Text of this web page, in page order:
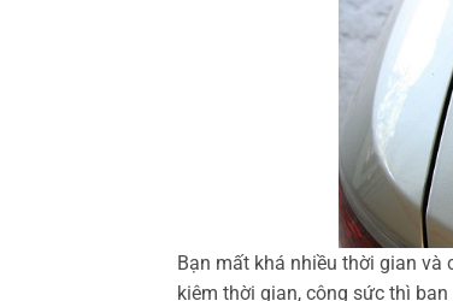
Bạn mất khá nhiều thời gian
kiệm thời gian, công sức thì